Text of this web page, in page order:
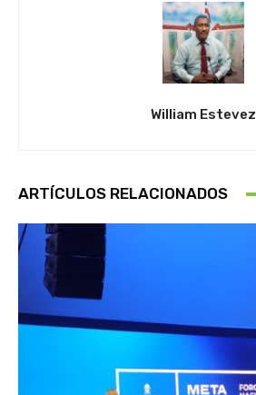
William Estevez
ARTÍCULOS RELACIONADOS